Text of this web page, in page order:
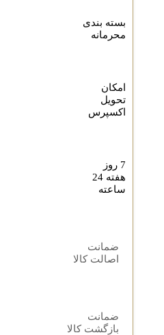
بسته بندی
محرمانه
تحویل
اکسپرس
هفته 24
ساعته
ضمانت
اصالت کالا
ضمانت
بازگشت کالا